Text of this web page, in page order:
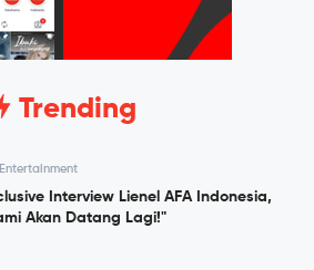
Trending
Entertainment
Interview Lienel AFA Indonesia,
Akan Datang Lagi!"